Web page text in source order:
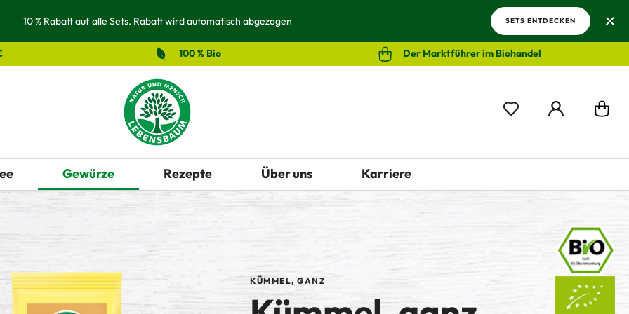
10 % Rabatt auf alle Sets. Rabatt wird automatisch abgezogen SETS ENTDECKEN
100 % Bio Der Marktführer im Biohandel
Gewürze Rezepte Über uns Karriere
KÜMMEL, GANZ